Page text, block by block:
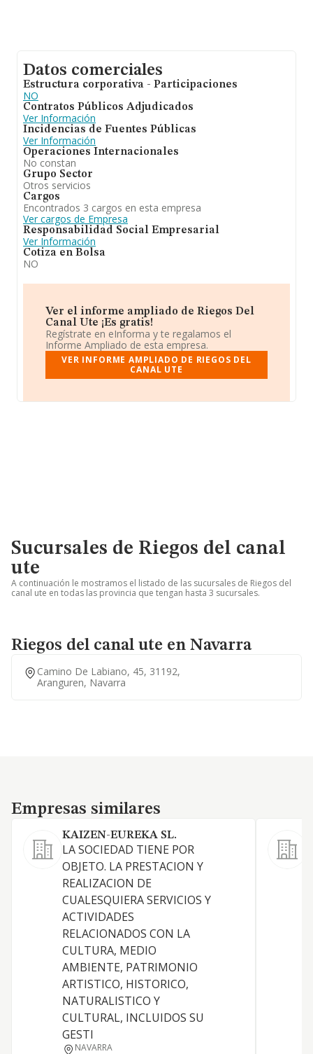
Datos comerciales
Estructura corporativa - Participaciones
NO
Contratos Públicos Adjudicados
Ver Información
Incidencias de Fuentes Públicas
Ver Información
Operaciones Internacionales
No constan
Grupo Sector
Otros servicios
Cargos
Encontrados 3 cargos en esta empresa
Ver cargos de Empresa
Responsabilidad Social Empresarial
Ver Información
Cotiza en Bolsa
NO
Ver el informe ampliado de Riegos Del
Canal Ute ¡Es gratis!
Regístrate en eInforma y te regalamos el
Informe Ampliado de esta empresa.
VER INFORME AMPLIADO DE RIEGOS DEL
CANAL UTE
Sucursales de Riegos del canal
ute
A continuación le mostramos el listado de las sucursales de Riegos del
canal ute en todas las provincia que tengan hasta 3 sucursales.
Riegos del canal ute en Navarra
Camino De Labiano, 45, 31192,
Aranguren, Navarra
Empresas similares
Empresas similares
KAIZEN-EUREKA SL.
LA SOCIEDAD TIENE POR
OBJETO. LA PRESTACION Y
REALIZACION DE
CUALESQUIERA SERVICIOS Y
ACTIVIDADES
RELACIONADOS CON LA
CULTURA, MEDIO
AMBIENTE, PATRIMONIO
ARTISTICO, HISTORICO,
NATURALISTICO Y
CULTURAL, INCLUIDOS SU
GESTI
NAVARRA